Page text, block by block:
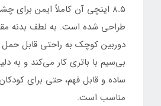
۸.۵ اینچی آن کاملاً ایمن
طراحی شده است. به لطف بدنه
دوربین کوچک به راحتی قابل
بی‌سیم با باتری کار می‌کند و به
مناسب است.